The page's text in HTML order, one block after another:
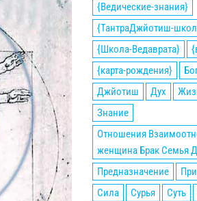
{Ведические-знания}
{ТантраДжйотиш-
{Школа-Ведаврата}
{карта-рождения}
Джйотиш
Дух
Знание
Отношения
женщина Брак Семья
Предназначение
Сила
Сурья Суть